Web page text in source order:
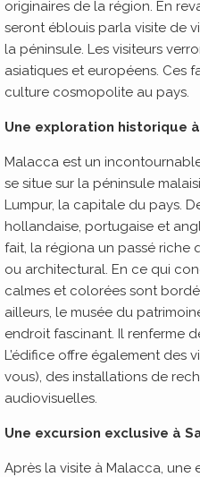
originaires de la région. En
seront éblouis parla visite de
la péninsule. Les visiteurs
asiatiques et européens. Ces
culture cosmopolite au pays.
Une exploration historique
Malacca est un
se situe sur la péninsule
Lumpur, la capitale du pays.
hollandaise, portugaise et
fait, la régiona un passé riche
ou architectural. En ce qui
calmes et colorées sont
ailleurs, le musée du
endroit fascinant. Il renferme
L’édifice offre également des
vous), des installations de
audiovisuelles.
Une excursion exclusive à
Après la visite à Malacca, une